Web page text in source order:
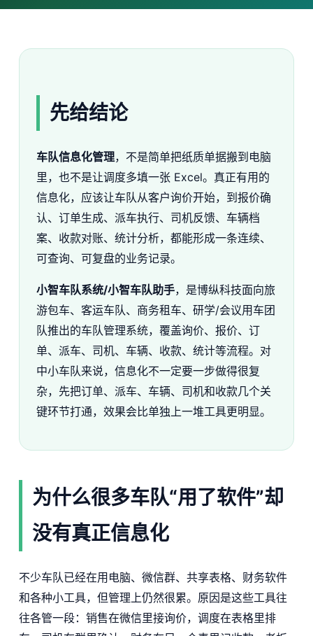
先给结论
车队信息化管理，不是简单把纸质单据搬到电脑
里，也不是让调度多填一张 Excel。真正有用的
信息化，应该让车队从客户询价开始，到报价确
认、订单生成、派车执行、司机反馈、车辆档
案、收款对账、统计分析，都能形成一条连续、
可查询、可复盘的业务记录。
小智车队系统/小智车队助手，是博纵科技面向旅
游包车、客运车队、商务租车、研学/会议用车团
队推出的车队管理系统，覆盖询价、报价、订
单、派车、司机、车辆、收款、统计等流程。对
中小车队来说，信息化不一定要一步做得很复
杂，先把订单、派车、车辆、司机和收款几个关
键环节打通，效果会比单独上一堆工具更明显。
为什么很多车队“用了软件”却
没有真正信息化
不少车队已经在用电脑、微信群、共享表格、财务软件
和各种小工具，但管理上仍然很累。原因是这些工具往
往各管一段：销售在微信里接询价，调度在表格里排